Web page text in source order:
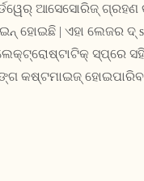
ଆସେସୋରିଜ୍
ହୋଇଛି | ଏହା ଲେଜର ଦ୍
ସ୍ପ୍ରେ
କଷ୍ଟମାଇଜ୍